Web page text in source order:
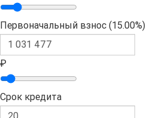
Первоначальный взнос (15.00%)
₽
Срок кредита